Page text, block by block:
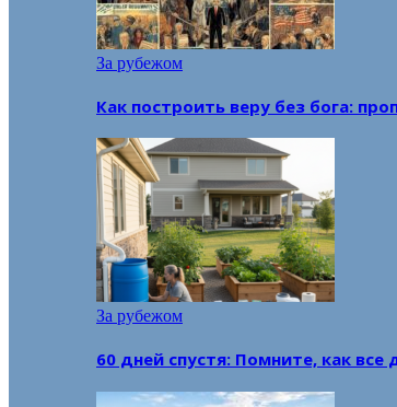
За рубежом
Как построить веру без бога:
За рубежом
60 дней спустя: Помните, как